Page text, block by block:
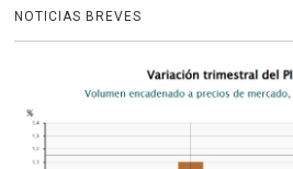
NOTICIAS BREVES